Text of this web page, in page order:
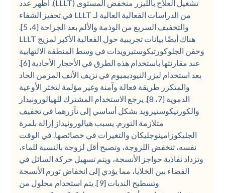
تشغيل العلاج بالليزر منخفض المستوى (LLLT). أظهر عدد
من الدراسات الفعالية العالية لـ LLLT في تحفيز الشفاء
والتخفيف السريع من الوذمة والألم بعد الجراحة [4، 5].
هناك أيضًا بيانات تجريبية حول الفعالية الأكبر لمزيج LLLT
وحقن الجلوكورتيكوستيرويدات في وسط المنطقة الالتهابية
عند مقارنتها باستخدام هذه الطرق في الأحجار الأحادية [6].
يعد استخدام ليزر النيوديميوم في نزيف الأنف المزمن الحاد
والمتكرر طريقة فعالة وآمنة وغير مؤلمة لتخثر الأوعية
الدموية [7، 8]. يرجع الاستخدام المشترك للهيالورونيداز
والكورتيكوستيرويد بشكل أساسي إلى تآزرهما في تخفيف
متلازمة التورم. يسبب هيالورونيداز إزالة بلمرة
الجليكوزامينوجليكان والتغيرات في خصائصها. في الوقت
نفسه، تنخفض اللزوجة، وتصبح أقل لزوجة بالنسبة للماء،
وتزداد نفاذية حواجز الأنسجة، ويتم تسهيل حركة السائل في
الفضاء بين الخلايا، مما يؤدي إلى انخفاض تورم الأنسجة
وتسطيح الندبات [9]. يتم استخدام محلول من